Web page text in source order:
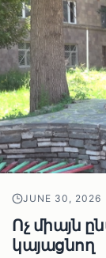
JUNE 30, 2026
Ոչ միայն
կայացնող